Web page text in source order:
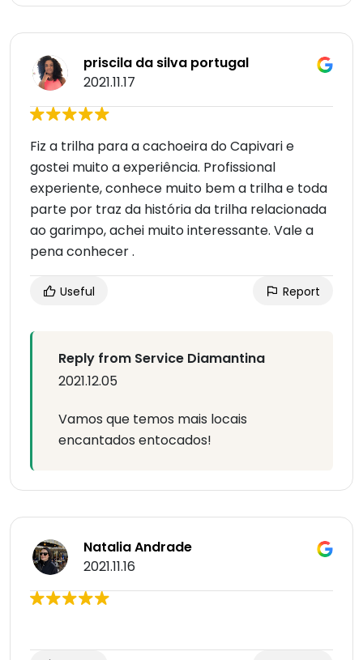
priscila da silva portugal
2021.11.17
Fiz a trilha para a cachoeira do Capivari e
gostei muito a experiência. Profissional
experiente, conhece muito bem a trilha e toda
parte por traz da história da trilha relacionada
ao garimpo, achei muito interessante. Vale a
pena conhecer .
Useful Report
Reply from Service Diamantina
2021.12.05
Vamos que temos mais locais
encantados entocados!
Natalia Andrade
2021.11.16